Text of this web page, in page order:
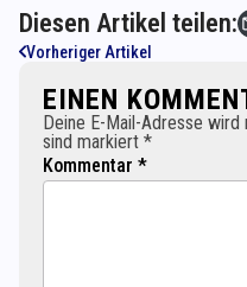
Diesen Artikel teilen:
Vorheriger Artikel
EINEN
Deine E-Mail-Adresse
sind markiert *
Kommentar *